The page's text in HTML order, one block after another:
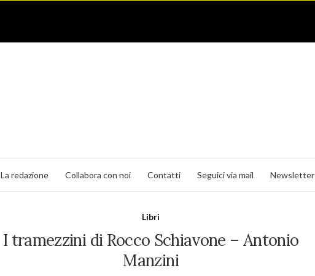
La redazione Collabora con noi Contatti Seguici via mail Newsletter
Libri
I tramezzini di Rocco Schiavone – Antonio
Manzini